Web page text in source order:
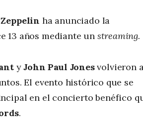
ha anunciado la
13 años mediante un streaming.
yJohn Paul Jonesvolvieron
El evento histórico que se
en el concierto benéfico
.